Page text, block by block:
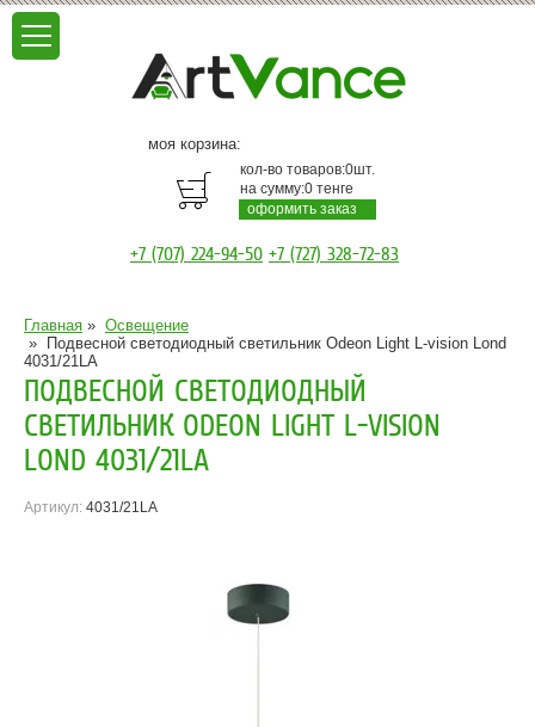
моя корзина:
кол-во товаров:0шт.
на сумму:0 тенге
оформить заказ
+7 (707) 224-94-50 +7 (727) 328-72-83
Главная » Освещение
»
Подвесной светодиодный светильник Odeon Light L-vision Lond
4031/21LA
ПОДВЕСНОЙ СВЕТОДИОДНЫЙ
СВЕТИЛЬНИК ODEON LIGHT L-VISION
LOND 4031/21LA
Артикул: 4031/21LA